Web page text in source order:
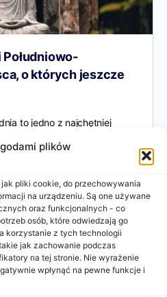
plików
pliki cookie, do przechowywania
na urządzeniu. Są one używane
oraz funkcjonalnych - co
osób, które odwiedzają go
korzystanie z tych technologii
jak zachowanie podczas
na tej stronie. Nie wyrażenie
wpłynąć na pewne funkcje i
o których jeszcze
to jedno z najchętniej
historią, cudownymi
miastami i…
1